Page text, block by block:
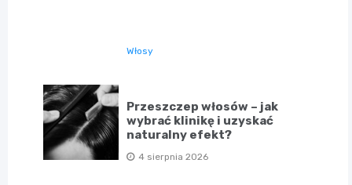
Włosy
Przeszczep włosów – jak
wybrać klinikę i uzyskać
naturalny efekt?
4 sierpnia 2026